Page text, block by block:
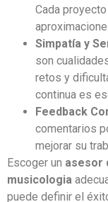
Cada
Simpatía y
son
retos y
continua es
Feedback
comentarios
mejorar su
Escoger un asesor
musicologia
puede definir el